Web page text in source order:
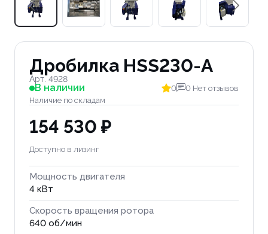
Дробилка HSS230-A
Арт. 4928
В наличии
Наличие по складам
0 0 Нет отзывов
154 530 ₽
Доступно в лизинг
Мощность двигателя
4 кВт
Скорость вращения ротора
640 об/мин